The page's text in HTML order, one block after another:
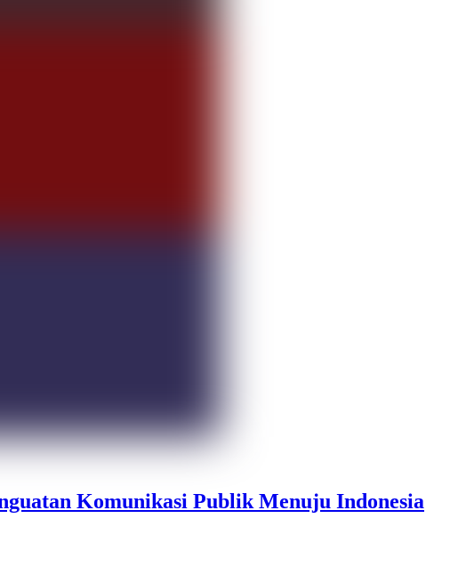
Komunikasi Publik Menuju Indonesia